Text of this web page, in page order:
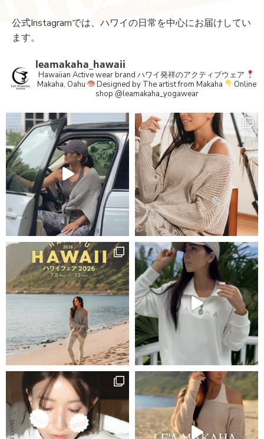
公式Instagramでは、ハワイの日常を中心にお届けしてい
ます。
leamakaha_hawaii
Hawaiian Active wear brand ハワイ発祥のアクティブウェア
Makaha, Oahu
Designed by The artist from Makaha
Online
shop @leamakaha_yogawear